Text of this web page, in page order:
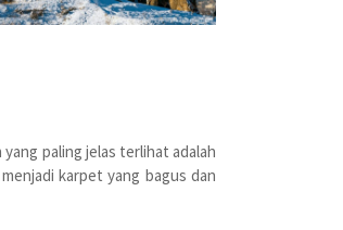
paling jelas terlihat adalah
karpet yang bagus dan